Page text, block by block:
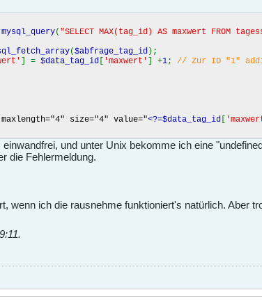
mysql_query( "SELECT MAX(tag_id) AS maxwert FROM
($abfrage_tag_id );
] = $data_tag_id 'maxwert' ] +1; // Zur ID "1"
size="4" value="<?=$data_tag_id
und unter Unix bekomme ich eine
die Fehlermeldung.
wenn ich die rausnehme funktioniert's natürlich. Aber
.